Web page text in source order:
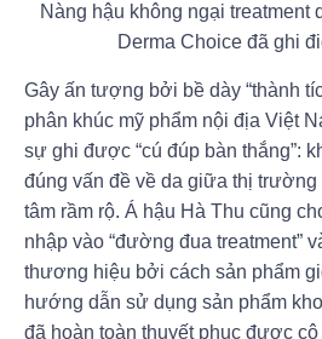
Nàng hậu không ngại treatment
Derma Choice đã ghi
Gây ấn tượng bởi bề dày “thành
phân khúc mỹ phẩm nội địa Việt
sự ghi được “cú đúp bàn thắng”:
đúng vấn đề về da giữa thị trường
tâm rầm rộ. Á hậu Hà Thu cũng
nhập vào “đường đua treatment”
thương hiệu bởi cách sản phẩm
hướng dẫn sử dụng sản phẩm
đã hoàn toàn thuyết phục được